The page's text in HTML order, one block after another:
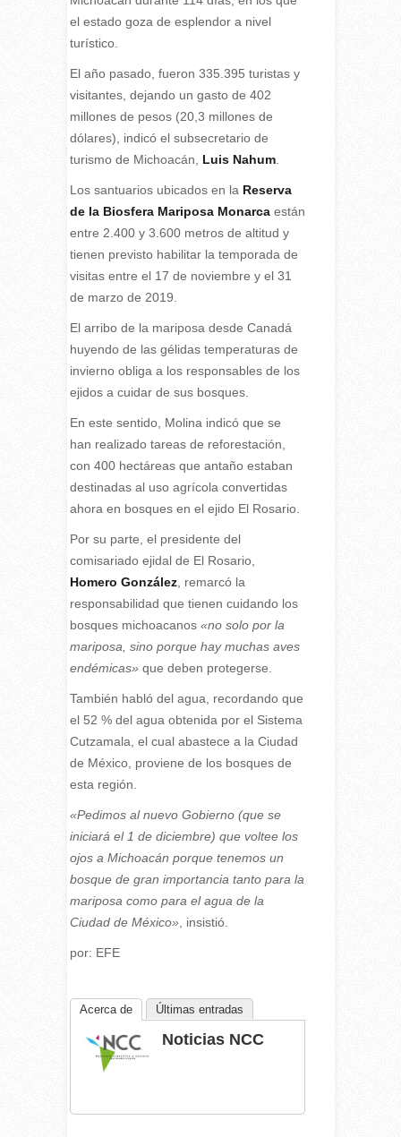
el estado goza de esplendor a nivel
turístico.
El año pasado, fueron 335.395 turistas y
visitantes, dejando un gasto de 402
millones de pesos (20,3 millones de
dólares), indicó el subsecretario de
turismo de Michoacán, Luis Nahum.
Los santuarios ubicados en la Reserva
de la Biosfera Mariposa Monarcaestán
entre 2.400 y 3.600 metros de altitud y
tienen previsto habilitar la temporada de
visitas entre el 17 de noviembre y el 31
de marzo de 2019.
El arribo de la mariposa desde Canadá
huyendo de las gélidas temperaturas de
invierno obliga a los responsables de los
ejidos a cuidar de sus bosques.
En este sentido, Molina indicó que se
han realizado tareas de reforestación,
con 400 hectáreas que antaño estaban
destinadas al uso agrícola convertidas
ahora en bosques en el ejido El Rosario.
Por su parte, el presidente del
comisariado ejidal de El Rosario,
Homero González, remarcó la
responsabilidad que tienen cuidando los
bosques michoacanos «no solo por la
mariposa, sino porque hay muchas aves
endémicas» que deben protegerse.
También habló del agua, recordando que
el 52 % del agua obtenida por el Sistema
Cutzamala, el cual abastece a la Ciudad
de México, proviene de los bosques de
esta región.
«Pedimos al nuevo Gobierno (que se
iniciará el 1 de diciembre) que voltee los
ojos a Michoacán porque tenemos un
bosque de gran importancia tanto para la
mariposa como para el agua de la
Ciudad de México» , insistió.
por: EFE
Acerca de Últimas entradas
Noticias NCC